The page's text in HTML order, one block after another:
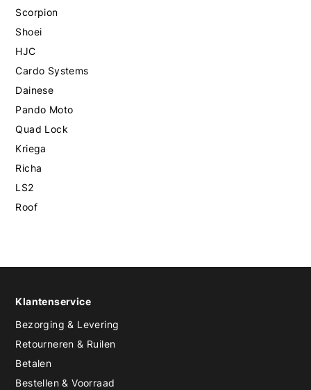
Scorpion
Shoei
HJC
Cardo Systems
Dainese
Pando Moto
Quad Lock
Kriega
Richa
LS2
Roof
Klantenservice
Bezorging & Levering
Retourneren & Ruilen
Betalen
Bestellen & Voorraad